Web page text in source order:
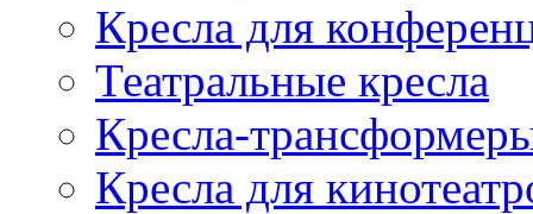
Кресла для
Театральные кресла
Кресла-
Кресла для